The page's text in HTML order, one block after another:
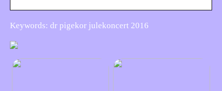
Keywords: dr pigekor julekoncert 2016